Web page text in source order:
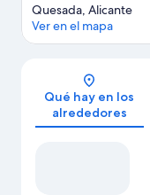
Quesada, Alicante
Ver en el mapa
Qué hay en los
alrededores